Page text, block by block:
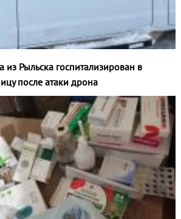
из Рыльска госпитализирован в
после атаки дрона